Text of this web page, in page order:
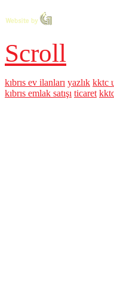
Scroll
kıbrıs ev ilanları yazlık kktc
kıbrıs emlak satışı ticaret